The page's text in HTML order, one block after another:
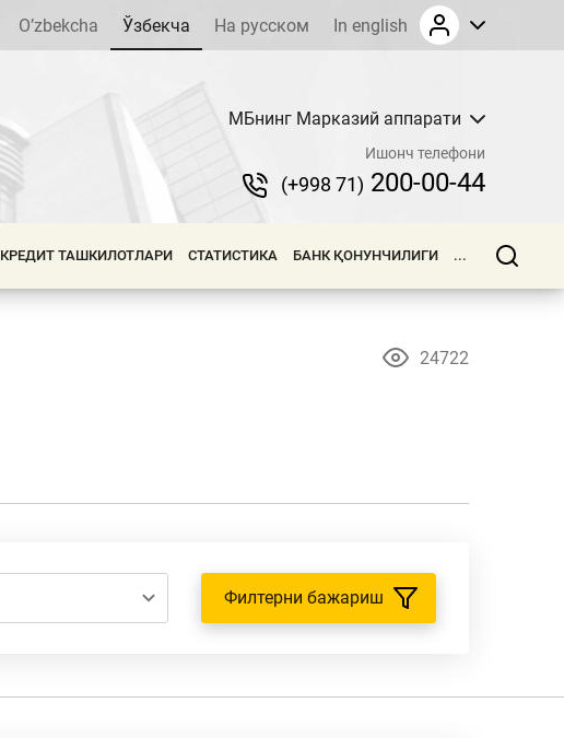
O’zbekcha Ўзбекча На русском In english
МБнинг Марказий аппарати
Ишонч телефони
(+998 71) 200-00-44
КРЕДИТ ТАШКИЛОТЛАРИ СТАТИСТИКА БАНК ҚОНУНЧИЛИГИ ...
24722
Филтерни бажариш